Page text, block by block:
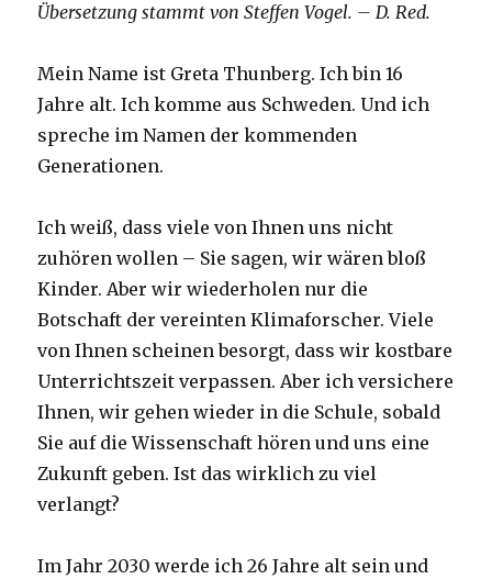
Übersetzung stammt von Steffen Vogel. – D. Red.
Mein Name ist Greta Thunberg. Ich bin 16
Jahre alt. Ich komme aus Schweden. Und ich
spreche im Namen der kommenden
Generationen.
Ich weiß, dass viele von Ihnen uns nicht
zuhören wollen – Sie sagen, wir wären bloß
Kinder. Aber wir wiederholen nur die
Botschaft der vereinten Klimaforscher. Viele
von Ihnen scheinen besorgt, dass wir kostbare
Unterrichtszeit verpassen. Aber ich versichere
Ihnen, wir gehen wieder in die Schule, sobald
Sie auf die Wissenschaft hören und uns eine
Zukunft geben. Ist das wirklich zu viel
verlangt?
Im Jahr 2030 werde ich 26 Jahre alt sein und